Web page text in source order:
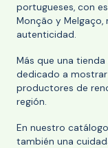
portugueses, con
Monção y Melgaço,
autenticidad.
Más que una
dedicado a
productores de
región.
En nuestro
también una